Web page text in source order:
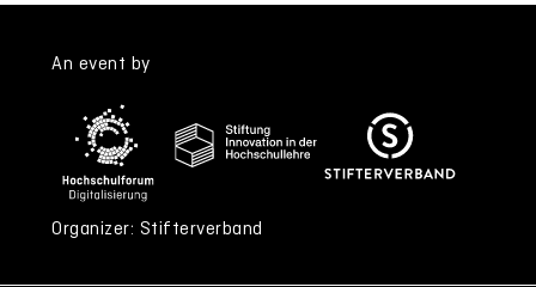
An event by
Organizer: Stifterverband